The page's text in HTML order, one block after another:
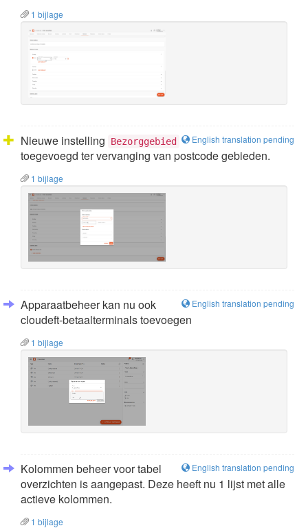
1 bijlage
English translation pending
Nieuwe instelling Bezorggebied
toegevoegd ter vervanging van postcode gebieden.
1 bijlage
English translation pending
Apparaatbeheer kan nu ook
cloudeft-betaalterminals toevoegen
1 bijlage
English translation pending
Kolommen beheer voor tabel
overzichten is aangepast. Deze heeft nu 1 lijst met alle
actieve kolommen.
1 bijlage